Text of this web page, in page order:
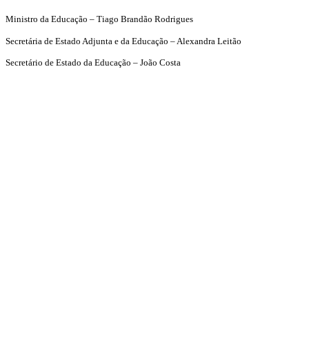
Ministro da Educação – Tiago Brandão Rodrigues
Secretária de Estado Adjunta e da Educação – Alexandra Leitão
Secretário de Estado da Educação – João Costa